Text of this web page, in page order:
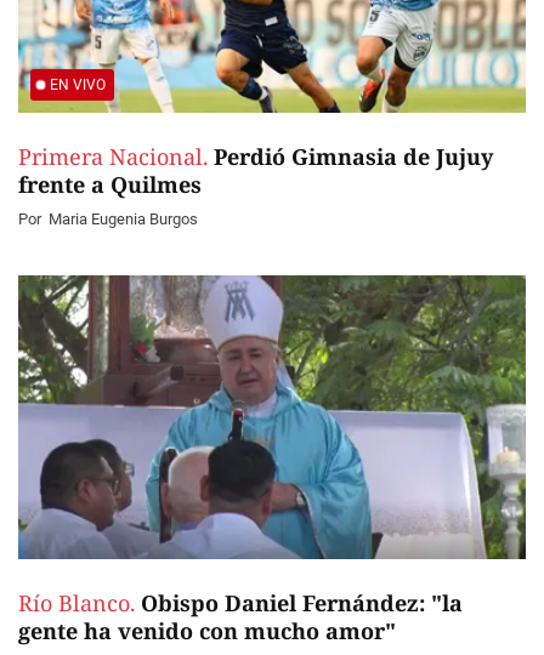
EN VIVO
Primera Nacional. Perdió Gimnasia de Jujuy
frente a Quilmes
Por Maria Eugenia Burgos
Río Blanco. Obispo Daniel Fernández: "la
gente ha venido con mucho amor"